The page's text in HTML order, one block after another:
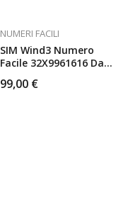
NUMERI FACILI
SIM Wind3 Numero
Facile 32X9961616 Da
99,00 €